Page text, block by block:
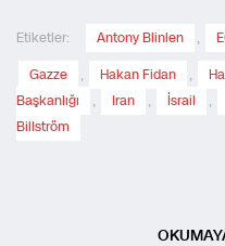
Etiketler: Antony Blinlen ,
Gazze , Hakan Fidan ,
Başkanlığı
, Iran , İsrail ,
Billström